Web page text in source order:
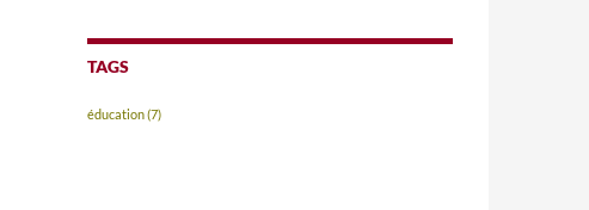
TAGS
éducation(7)